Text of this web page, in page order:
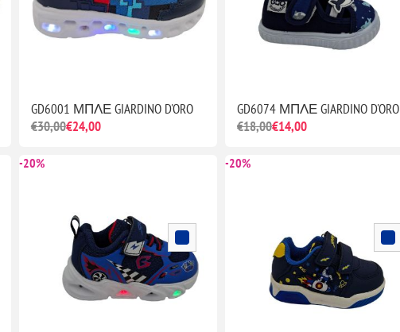
GD6001 ΜΠΛΕ GIARDINO D'ORO
€30,00€24,00
GD6074 ΜΠΛΕ GIARDINO D'ORO
€18,00€14,00
-20% -20%